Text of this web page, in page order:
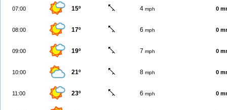
07:00 15º 4 mph 0
08:00 17º 6 mph 0
09:00 19º 7 mph 0
10:00 21º 8 mph 0
11:00 23º 6 mph 0